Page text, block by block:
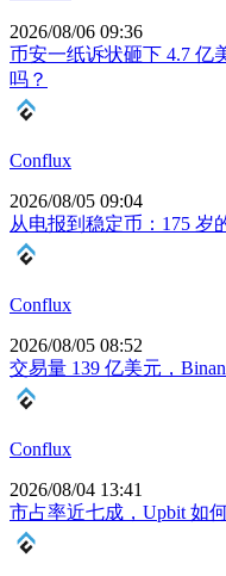
2026/08/06 09:36
币安一纸诉状砸下 4.7 亿
吗？
Conflux
2026/08/05 09:04
从电报到稳定币：175 岁
Conflux
2026/08/05 08:52
交易量 139 亿美元，
Conflux
2026/08/04 13:41
市占率近七成，Upbit 如